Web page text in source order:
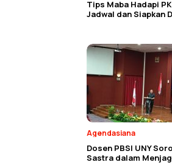
Tips Maba Hadapi
Jadwal dan Siapkan
Agendasiana
Dosen PBSI UNY
Sastra dalam